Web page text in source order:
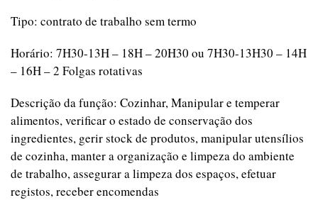
Tipo: contrato de trabalho sem termo
Horário: 7H30-13H – 18H – 20H30 ou 7H30-13H30 – 14H
– 16H – 2 Folgas rotativas
Descrição da função: Cozinhar, Manipular e temperar
alimentos, verificar o estado de conservação dos
ingredientes, gerir stock de produtos, manipular utensílios
de cozinha, manter a organização e limpeza do ambiente
de trabalho, assegurar a limpeza dos espaços, efetuar
registos, receber encomendas